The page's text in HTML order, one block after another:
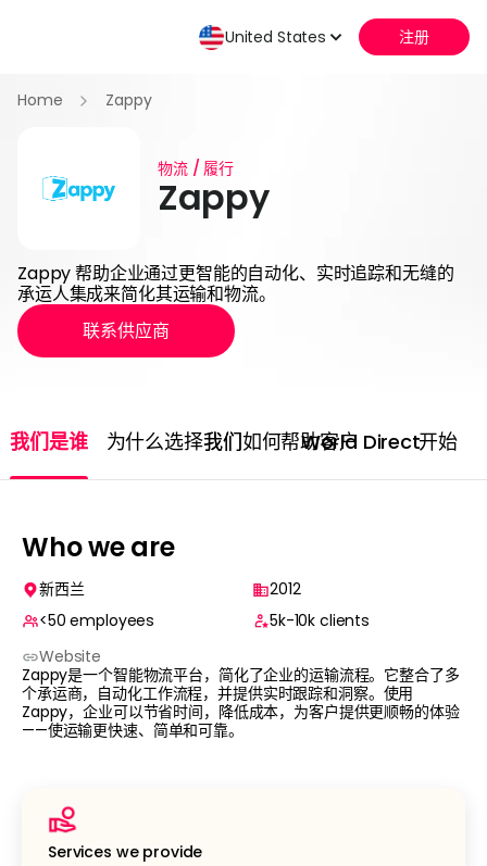
Home Zappy
物流 / 履行
Zappy
Zappy 帮助企业通过更智能的自动化、实时追踪和无缝的
承运人集成来简化其运输和物流。
联系供应商
我们是谁 为什么选择我们我们如何帮助客户World Direct开始
Who we are
新西兰
2012
<50 employees 5k-10k clients
Website
Zappy是一个智能物流平台，简化了企业的运输流程。它整合了多
个承运商，自动化工作流程，并提供实时跟踪和洞察。使用
Zappy，企业可以节省时间，降低成本，为客户提供更顺畅的体验
——使运输更快速、简单和可靠。
Services we provide
United States 注册